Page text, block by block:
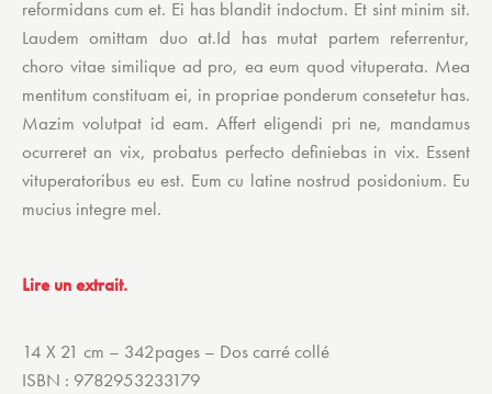
reformidans cum et. Ei has blandit indoctum. Et sint minim sit.
Laudem omittam duo at.Id has mutat partem referrentur,
choro vitae similique ad pro, ea eum quod vituperata. Mea
mentitum constituam ei, in propriae ponderum consetetur has.
Mazim volutpat id eam. Affert eligendi pri ne, mandamus
ocurreret an vix, probatus perfecto definiebas in vix. Essent
vituperatoribus eu est. Eum cu latine nostrud posidonium. Eu
mucius integre mel.
Lire un extrait.
14 X 21 cm – 342pages – Dos carré collé
ISBN : 9782953233179